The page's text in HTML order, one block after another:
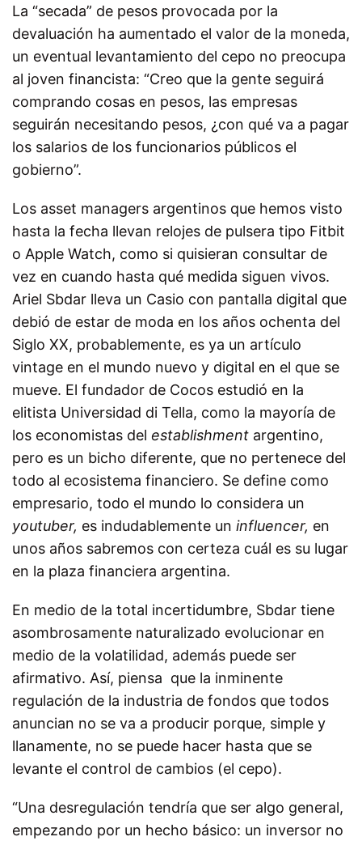
La “secada” de pesos provocada por la
devaluación ha aumentado el valor de la moneda,
un eventual levantamiento del cepo no preocupa
al joven financista: “Creo que la gente seguirá
comprando cosas en pesos, las empresas
seguirán necesitando pesos, ¿con qué va a pagar
los salarios de los funcionarios públicos el
gobierno”.
Los asset managers argentinos que hemos visto
hasta la fecha llevan relojes de pulsera tipo Fitbit
o Apple Watch, como si quisieran consultar de
vez en cuando hasta qué medida siguen vivos.
Ariel Sbdar lleva un Casio con pantalla digital que
debió de estar de moda en los años ochenta del
Siglo XX, probablemente, es ya un artículo
vintage en el mundo nuevo y digital en el que se
mueve. El fundador de Cocos estudió en la
elitista Universidad di Tella, como la mayoría de
los economistas del establishment argentino,
pero es un bicho diferente, que no pertenece del
todo al ecosistema financiero. Se define como
empresario, todo el mundo lo considera un
youtuber, es indudablemente un influencer, en
unos años sabremos con certeza cuál es su lugar
en la plaza financiera argentina.
En medio de la total incertidumbre, Sbdar tiene
asombrosamente naturalizado evolucionar en
medio de la volatilidad, además puede ser
afirmativo. Así, piensa que la inminente
regulación de la industria de fondos que todos
anuncian no se va a producir porque, simple y
llanamente, no se puede hacer hasta que se
levante el control de cambios (el cepo).
“Una desregulación tendría que ser algo general,
empezando por un hecho básico: un inversor no